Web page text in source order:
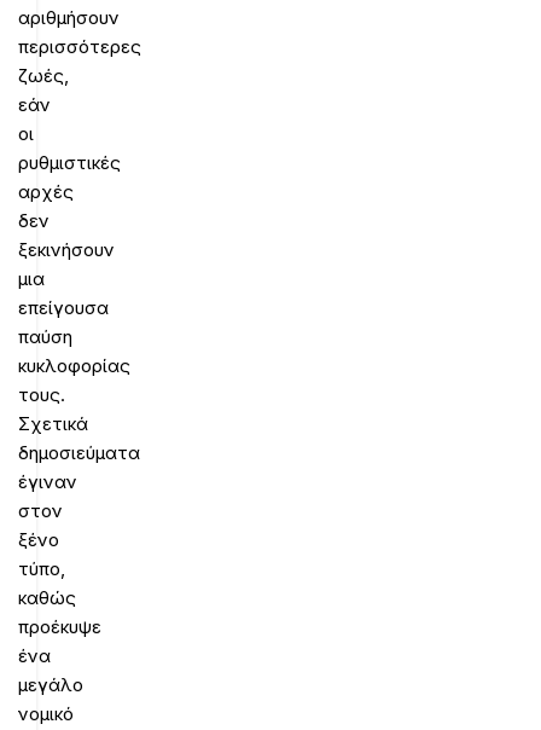
αριθμήσουν
περισσότερες
ζωές,
εάν
οι
ρυθμιστικές
αρχές
δεν
ξεκινήσουν
μια
επείγουσα
παύση
κυκλοφορίας
τους.
Σχετικά
δημοσιεύματα
έγιναν
στον
ξένο
τύπο,
καθώς
προέκυψε
ένα
μεγάλο
νομικό